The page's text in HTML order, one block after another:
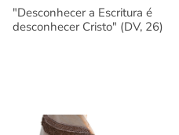
"Desconhecer a Escritura é
desconhecer Cristo" (DV, 26)